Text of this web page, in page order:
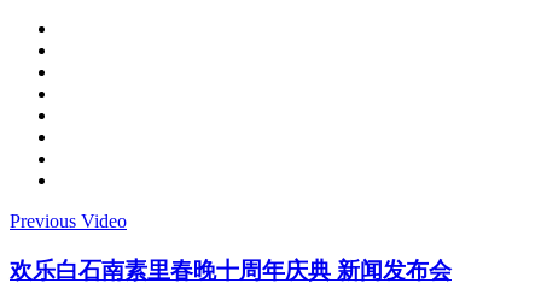
Previous Video
欢乐白石南素里春晚十周年庆典 新闻发布会